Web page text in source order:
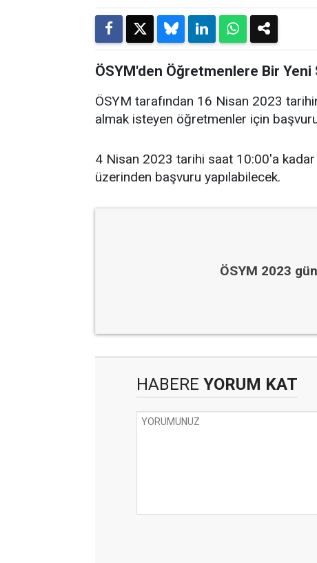
ÖSYM'den Öğretmenlere Bir Yeni
ÖSYM tarafından 16 Nisan 2023
almak isteyen öğretmenler için başvuru
4 Nisan 2023 tarihi saat 10:00'a
üzerinden başvuru yapılabilecek.
ÖSYM 2023
HABERE YORUM KAT